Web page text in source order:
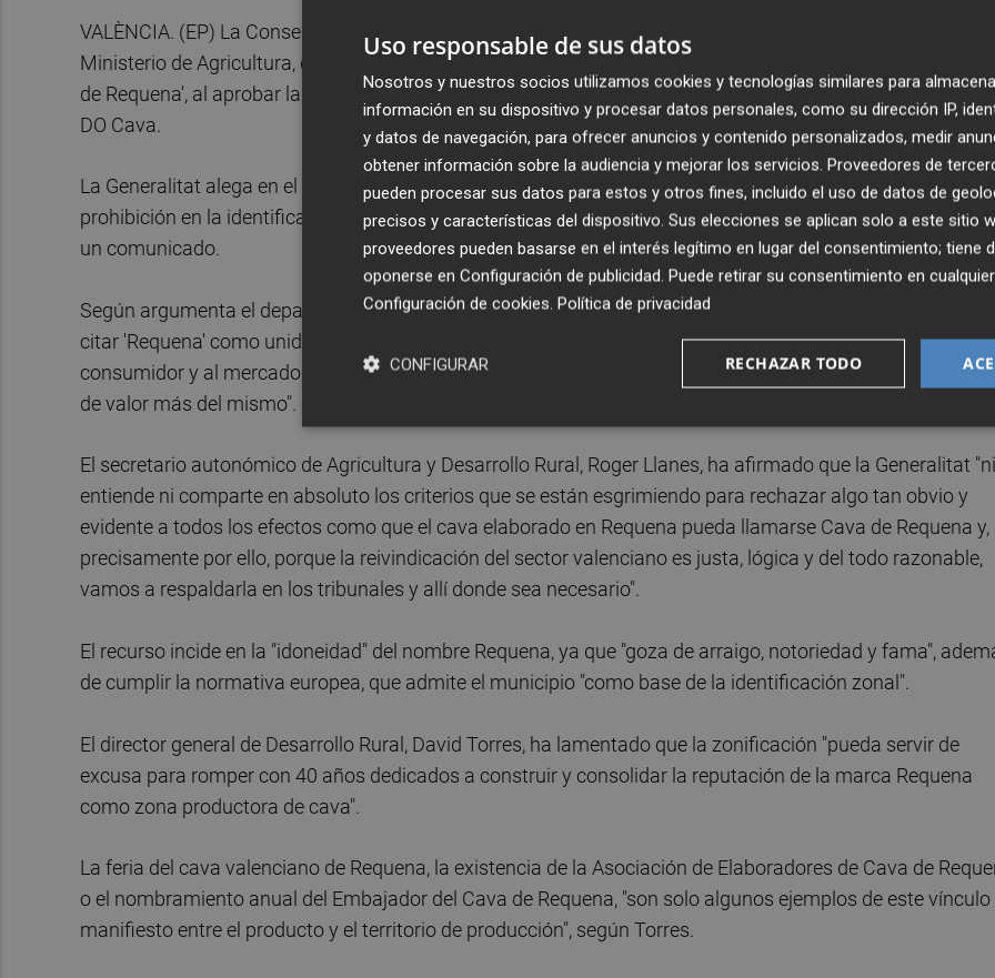
VALÈNCIA. (EP) La Conselleria de Agricultura y Desarrollo Rural ha interpuesto un recurso a la resolución
Ministerio de Agricultura, del pasado 10 de junio, que no permite el uso de la Denominación de Origen 'Cava
de Requena', al aprobar la modificación del pliego de condiciones a instancias del Consejo Regulador de la
DO Cava.
La Generalitat alega en el recurso "discriminación a los operadores valencianos a los que se les impone
prohibición en la identificación, que no existe para el resto de territorios productores", según ha informado
un comunicado.
Según argumenta el departamento que dirige Mireia Mollà, el Pliego de Condiciones "omite
citar 'Requena' como unidad geográfica menor, pese a que la finalidad de la zonificación es la de otorgar
consumidor y al mercado una más fácil identificación del origen del cava que consume, como un
de valor más del mismo".
El secretario autonómico de Agricultura y Desarrollo Rural, Roger Llanes, ha afirmado que la Generalitat "ni
entiende ni comparte en absoluto los criterios que se están esgrimiendo para rechazar algo tan obvio y
evidente a todos los efectos como que el cava elaborado en Requena pueda llamarse Cava de Requena y,
precisamente por ello, porque la reivindicación del sector valenciano es justa, lógica y del todo razonable,
vamos a respaldarla en los tribunales y allí donde sea necesario".
El recurso incide en la "idoneidad" del nombre Requena, ya que "goza de arraigo, notoriedad y fama",
de cumplir la normativa europea, que admite el municipio "como base de la identificación zonal".
El director general de Desarrollo Rural, David Torres, ha lamentado que la zonificación "pueda servir de
excusa para romper con 40 años dedicados a construir y consolidar la reputación de la marca Requena
como zona productora de cava".
La feria del cava valenciano de Requena, la existencia de la Asociación de Elaboradores de Cava de
o el nombramiento anual del Embajador del Cava de Requena, "son solo algunos ejemplos de este vínculo
manifiesto entre el producto y el territorio de producción", según Torres.
Uso responsable de sus datos
Nosotros y nuestros socios utilizamos cookies y tecnologías similares para
información en su dispositivo y procesar datos personales, como su dirección IP,
y datos de navegación, para ofrecer anuncios y contenido personalizados, medir
obtener información sobre la audiencia y mejorar los servicios. Proveedores de
pueden procesar sus datos para estos y otros fines, incluido el uso de datos de
precisos y características del dispositivo. Sus elecciones se aplican solo a este sitio
proveedores pueden basarse en el interés legítimo en lugar del consentimiento; tiene
oponerse en Configuración de publicidad. Puede retirar su consentimiento en
Configuración de cookies. Política de privacidad
RECHAZAR TODO
CONFIGURAR